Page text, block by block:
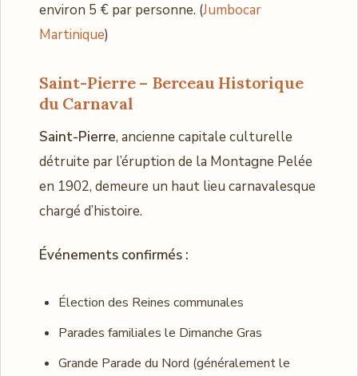
environ 5 € par personne. (Jumbocar
Martinique)
Saint-Pierre – Berceau Historique
du Carnaval
Saint-Pierre, ancienne capitale culturelle
détruite par l’éruption de la Montagne Pelée
en 1902, demeure un haut lieu carnavalesque
chargé d’histoire.
Événements confirmés :
Élection des Reines communales
Parades familiales le Dimanche Gras
Grande Parade du Nord (généralement le